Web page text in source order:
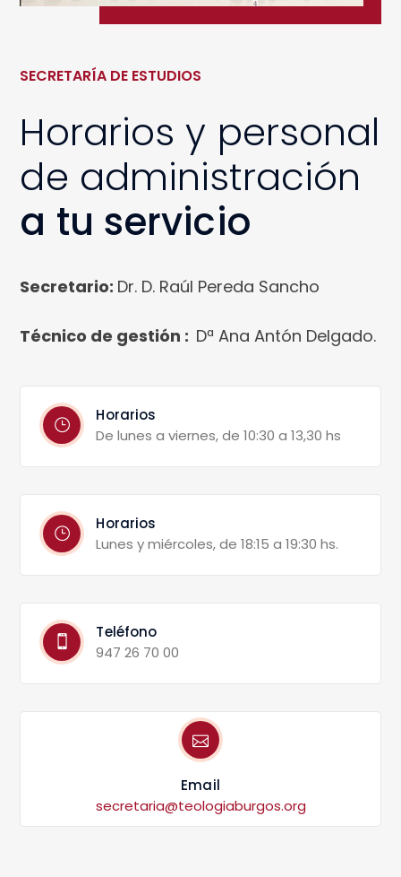
SECRETARÍA DE ESTUDIOS
Horarios y personal
de administración
a tu servicio
Secretario: Dr. D. Raúl Pereda Sancho
Técnico de gestión : Dª Ana Antón Delgado.
Horarios
De lunes a viernes, de 10:30 a 13,30 hs
Horarios
Lunes y miércoles, de 18:15 a 19:30 hs.
Teléfono
947 26 70 00
Email
secretaria@teologiaburgos.org